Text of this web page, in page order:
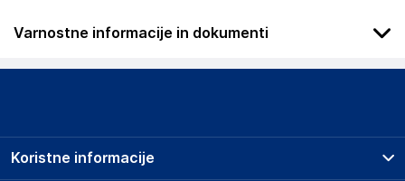
Varnostne informacije in dokumenti
Podatki o proizvajalcu
Funko LLC
Koristne informacije